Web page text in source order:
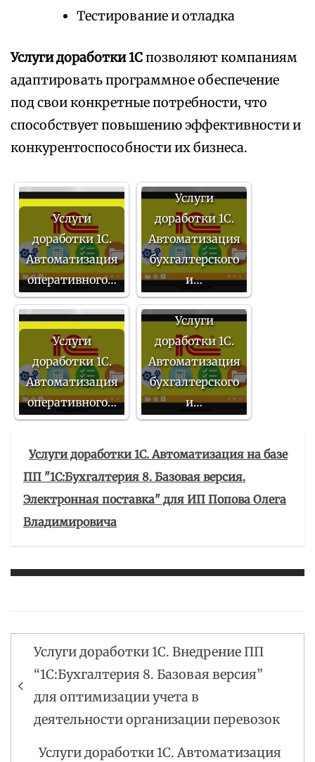
Тестирование и отладка
Услуги доработки 1Спозволяют компаниям
адаптировать программное обеспечение
под свои конкретные потребности, что
способствует повышению эффективности и
конкурентоспособности их бизнеса.
Услуги
доработки 1С.
Автоматизация
оперативного…
Услуги
доработки 1С.
Автоматизация
бухгалтерского
и…
Услуги
доработки 1С.
Автоматизация
оперативного…
Услуги
доработки 1С.
Автоматизация
бухгалтерского
и…
Услуги доработки 1С. Автоматизация на базе
ПП "1С:Бухгалтерия 8. Базовая версия.
Электронная поставка" для ИП Попова Олега
Владимировича
Навигация
по
записям
Услуги доработки 1С. Внедрение ПП
“1С:Бухгалтерия 8. Базовая версия”
для оптимизации учета в
деятельности организации перевозок
Услуги доработки 1С. Автоматизация